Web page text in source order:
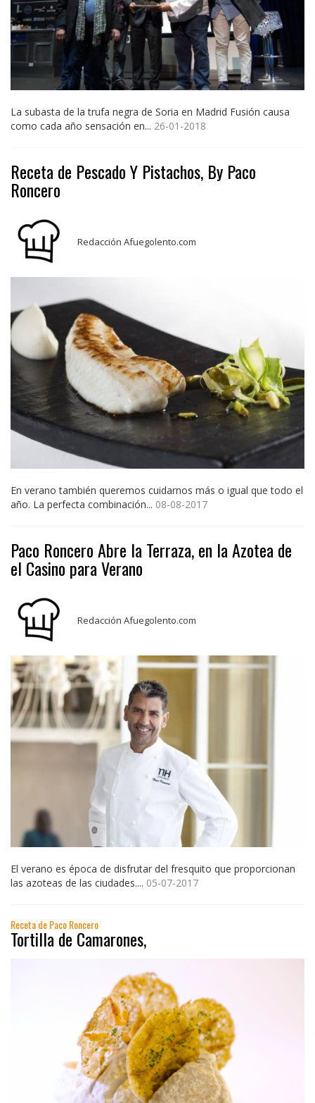
La subasta de la trufa negra de Soria en Madrid Fusión causa
como cada año sensación en... 26-01-2018
Receta de Pescado Y Pistachos, By Paco
Roncero
Redacción Afuegolento.com
En verano también queremos cuidarnos más o igual que todo el
año. La perfecta combinación... 08-08-2017
Paco Roncero Abre la Terraza, en la Azotea de
el Casino para Verano
Redacción Afuegolento.com
El verano es época de disfrutar del fresquito que proporcionan
las azoteas de las ciudades.... 05-07-2017
Receta de Paco Roncero
Tortilla de Camarones,